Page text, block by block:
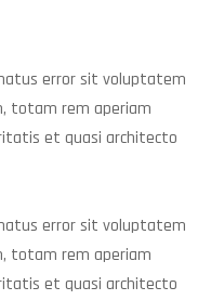
error sit voluptatem
totam rem aperiam
et quasi architecto
error sit voluptatem
totam rem aperiam
et quasi architecto